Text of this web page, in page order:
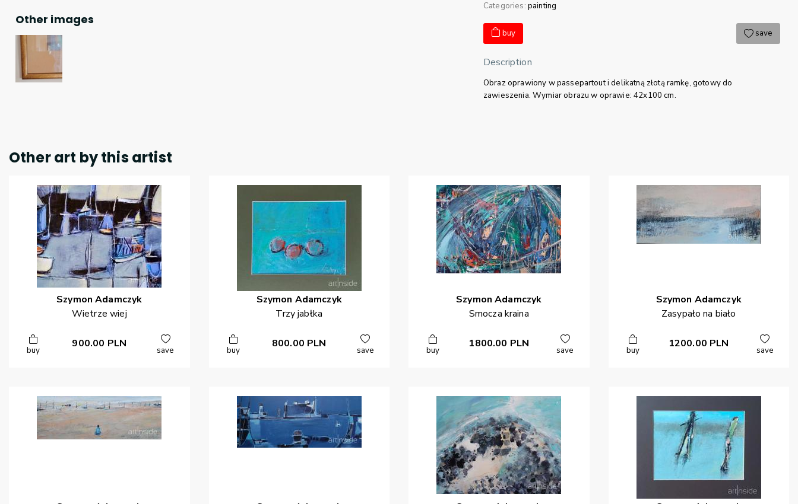
Other images
Categories: painting
buy save
Description
Obraz oprawiony w passepartout i delikatną złotą ramkę, gotowy do
zawieszenia. Wymiar obrazu w oprawie: 42x100 cm.
Other art by this artist
Szymon Adamczyk
Wietrze wiej
buy
900.00 PLN
save
Szymon Adamczyk
Trzy jabłka
buy
800.00 PLN
save
Szymon Adamczyk
Smocza kraina
buy
1800.00 PLN
save
Szymon Adamczyk
Zasypało na biało
buy
1200.00 PLN
save